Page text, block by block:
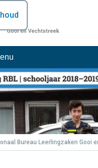
Bureau Leerlingzaken Gooi